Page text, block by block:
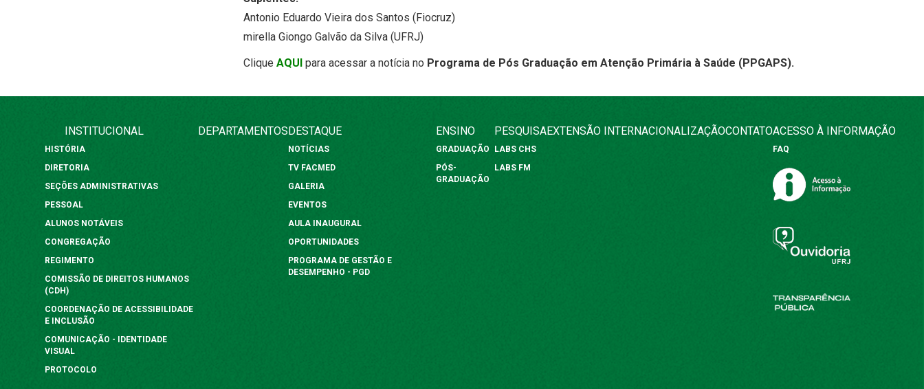
Antonio Eduardo Vieira dos Santos (Fiocruz)
mirella Giongo Galvão da Silva (UFRJ)
Clique AQUI para acessar a notícia no Programa de Pós Graduação em Atenção Primária à Saúde (PPGAPS).
INSTITUCIONAL
HISTÓRIA
DIRETORIA
SEÇÕES ADMINISTRATIVAS
PESSOAL
ALUNOS NOTÁVEIS
CONGREGAÇÃO
REGIMENTO
COMISSÃO DE DIREITOS HUMANOS
(CDH)
COORDENAÇÃO DE ACESSIBILIDADE
E INCLUSÃO
COMUNICAÇÃO - IDENTIDADE
VISUAL
PROTOCOLO
DEPARTAMENTOSDESTAQUE
NOTÍCIAS
TV FACMED
GALERIA
EVENTOS
AULA INAUGURAL
OPORTUNIDADES
PROGRAMA DE GESTÃO E
DESEMPENHO - PGD
ENSINO
GRADUAÇÃO
PÓS-
GRADUAÇÃO
PESQUISA
LABS CHS
LABS FM
EXTENSÃO INTERNACIONALIZAÇÃOCONTATOACESSO À INFORMAÇÃO
FAQ